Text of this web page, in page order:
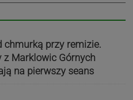
chmurką przy remizie.
z Marklowic Górnych
na pierwszy seans